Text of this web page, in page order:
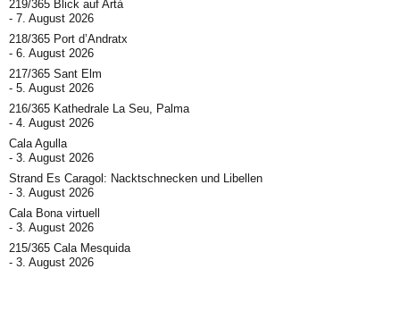
219/365 Blick auf Artà
7. August 2026
218/365 Port d’Andratx
6. August 2026
217/365 Sant Elm
5. August 2026
216/365 Kathedrale La Seu, Palma
4. August 2026
Cala Agulla
3. August 2026
Strand Es Caragol: Nacktschnecken und Libellen
3. August 2026
Cala Bona virtuell
3. August 2026
215/365 Cala Mesquida
3. August 2026